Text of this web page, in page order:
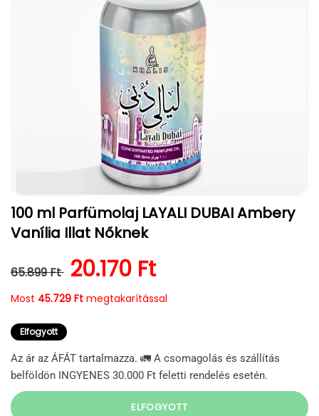
médiafájl
megnyitása
a
100 ml Parfümolaj LAYALI DUBAI Ambery
Vanília Illat Nőknek
Normál ár
65.899 Ft Kedvezményes ár
20.170 Ft
Most 45.729 Ft megtakarítással
Elfogyott
Az ár az ÁFÁT tartalmazza. 🚛 A csomagolás és szállítás
belföldön INGYENES 30.000 Ft feletti rendelés esetén.
ELFOGYOTT